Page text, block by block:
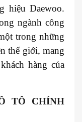
hiệu Daewoo.
ngành công
trong những
thế giới, mang
hàng của
TÔ CHÍNH